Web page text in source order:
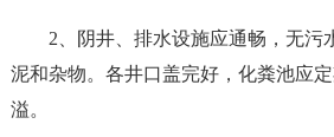
2、阴井、排水设施应通畅，无污
泥和杂物。各井口盖完好，化粪池应
溢。